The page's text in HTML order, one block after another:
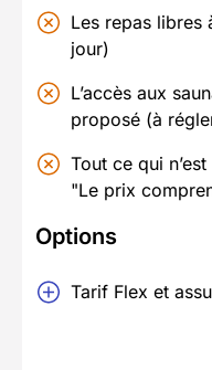
Les repas libres
jour)
L’accès aux
proposé (à
Tout ce qui
"Le prix
Options
Tarif Flex et